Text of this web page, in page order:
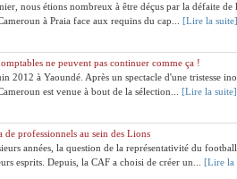
nous étions nombreux à être déçus par la défaite de
à Praia face aux requins du cap... [Lire la suite]
ne peuvent pas continuer comme ça !
2012 à Yaoundé. Après un spectacle d'une tristesse
est venue à bout de la sélection... [Lire la suite]
de professionnels au sein des Lions
années, la question de la représentativité du
esprits. Depuis, la CAF a choisi de créer un... [Lire la